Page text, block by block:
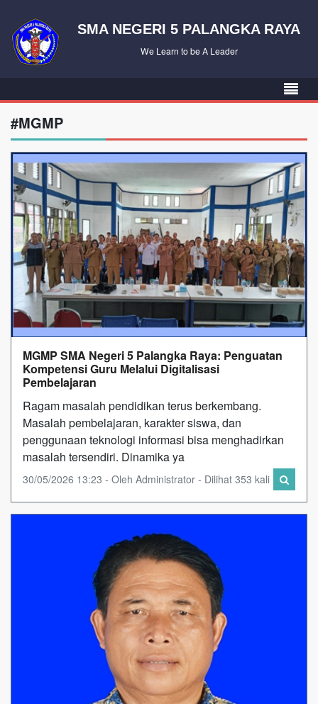
SMA NEGERI 5 PALANGKA RAYA
We Learn to be A Leader
#MGMP
MGMP SMA Negeri 5 Palangka Raya: Penguatan
Kompetensi Guru Melalui Digitalisasi
Pembelajaran
Ragam masalah pendidikan terus berkembang.
Masalah pembelajaran, karakter siswa, dan
penggunaan teknologi informasi bisa menghadirkan
masalah tersendiri. Dinamika ya
30/05/2026 13:23 - Oleh Administrator - Dilihat 353 kali